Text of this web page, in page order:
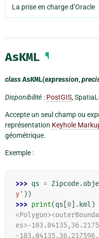
La prise en charge d’Oracle
AsKML ¶
classAsKML(expression,
Disponibilité : PostGIS,
Accepte un seul champ ou
représentation Keyhole
géométrique.
Exemple :
>>> qs = Zipcode.
y' ))
>>> print(qs 0 . kml )
es>-
-